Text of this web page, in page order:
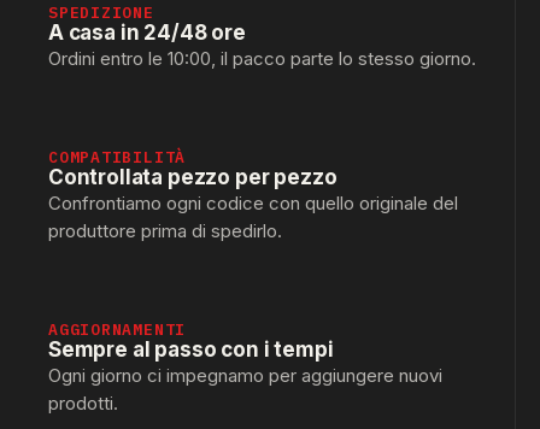
SPEDIZIONE
A casa in 24/48 ore
Ordini entro le 10:00, il pacco parte lo stesso giorno.
COMPATIBILITÀ
Controllata pezzo per pezzo
Confrontiamo ogni codice con quello originale del
produttore prima di spedirlo.
AGGIORNAMENTI
Sempre al passo con i tempi
Ogni giorno ci impegnamo per aggiungere nuovi
prodotti.